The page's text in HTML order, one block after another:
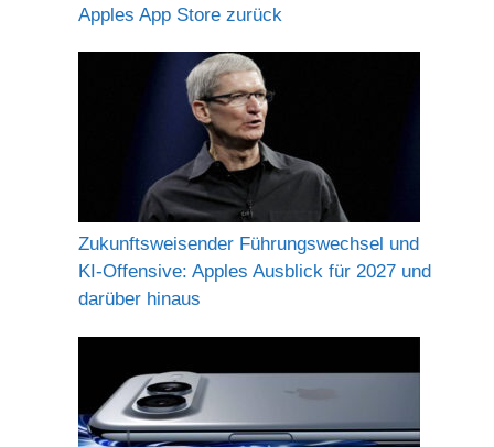
Apples App Store zurück
Zukunftsweisender Führungswechsel und
KI-Offensive: Apples Ausblick für 2027 und
darüber hinaus